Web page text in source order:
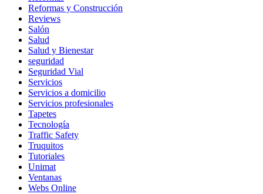
Reformas y Construcción
Reviews
Salón
Salud
Salud y Bienestar
seguridad
Seguridad Vial
Servicios
Servicios a domicilio
Servicios profesionales
Tapetes
Tecnología
Traffic Safety
Truquitos
Tutoriales
Unimat
Ventanas
Webs Online